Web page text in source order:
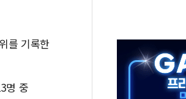
분기 영업익 260억원…전년 比 21.2%↑
, 전력 저장은 영광…지역펀드 9·10호 확정
를 기록한
명 중